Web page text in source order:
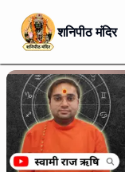
शनिपीठ मंदिर